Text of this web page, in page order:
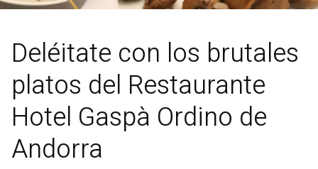
Deléitate con los brutales
platos del Restaurante
Hotel Gaspà Ordino de
Andorra